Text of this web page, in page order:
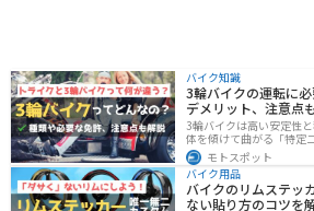
バイク知識
3輪バイクの運転に
デメリット、注意点
3輪バイクは高い安定性
体を傾けて曲がる「特定
が、自立する「トライク
き、ヘルメット着用も任
が、運転特性や駐車ルー
前の確認が大切です。
モトスポット
バイク用品
バイクのリムステッ
ない貼り方のコツを